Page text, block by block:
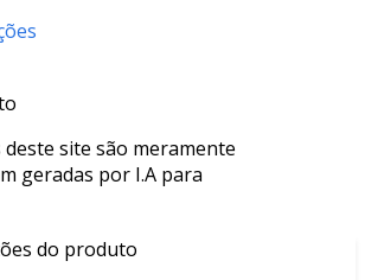
site são meramente
geradas por I.A para
do produto